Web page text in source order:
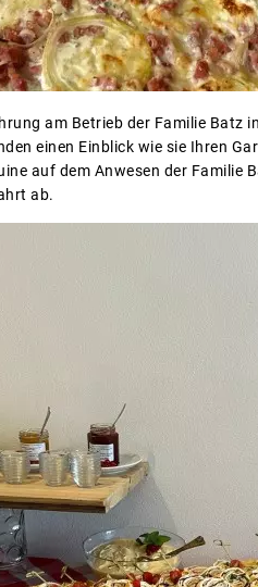
am Betrieb der Familie Batz
einen Einblick wie sie Ihren
auf dem Anwesen der Familie
ab.